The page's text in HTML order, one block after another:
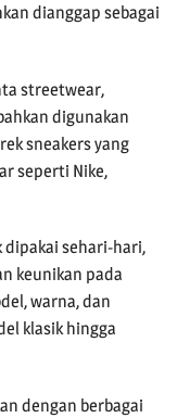
dianggap sebagai
streetwear,
digunakan
sneakers yang
seperti Nike,
dipakai sehari-hari,
keunikan pada
warna, dan
klasik hingga
dengan berbagai